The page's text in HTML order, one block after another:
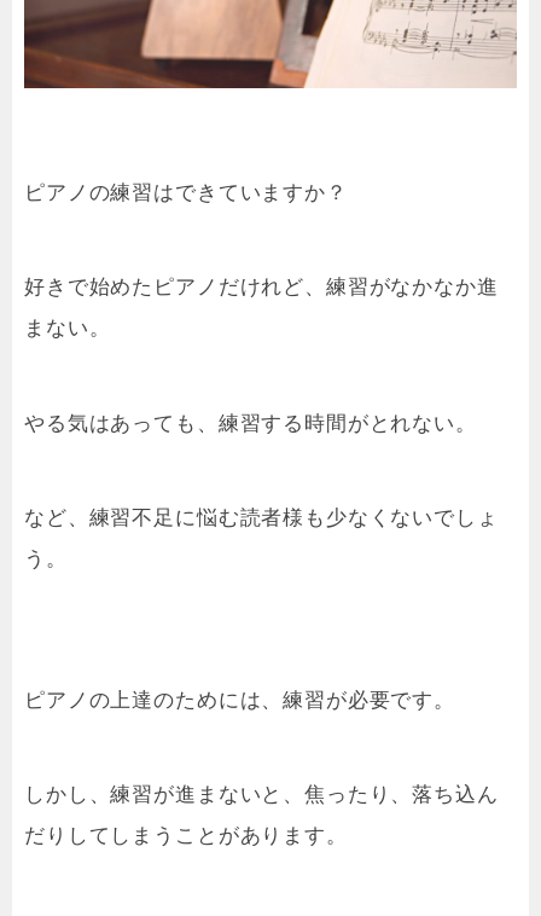
ピアノの練習はできていますか？
好きで始めたピアノだけれど、練習がなかなか進
まない。
やる気はあっても、練習する時間がとれない。
など、練習不足に悩む読者様も少なくないでしょ
う。
ピアノの上達のためには、練習が必要です。
しかし、練習が進まないと、焦ったり、落ち込ん
だりしてしまうことがあります。